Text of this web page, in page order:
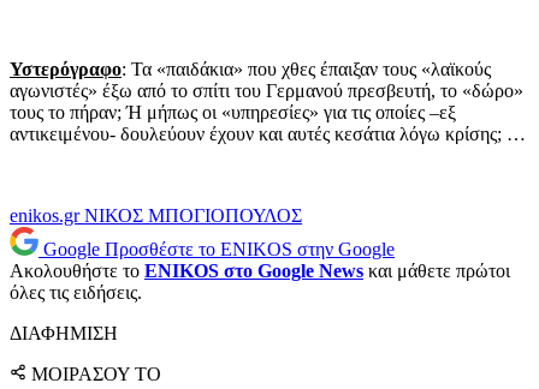
Υστερόγραφο: Τα «παιδάκια» που χθες έπαιξαν τους «λαϊκούς
αγωνιστές» έξω από το σπίτι του Γερμανού πρεσβευτή, το «δώρο»
τους το πήραν; Ή μήπως οι «υπηρεσίες» για τις οποίες –εξ
αντικειμένου- δουλεύουν έχουν και αυτές κεσάτια λόγω κρίσης; …
enikos.grΝΙΚΟΣ ΜΠΟΓΙΟΠΟΥΛΟΣ
Google Προσθέστε το ENIKOS στην Google
Ακολουθήστε το ENIKOS στο Google News και μάθετε πρώτοι
όλες τις ειδήσεις.
ΔΙΑΦΗΜΙΣΗ
ΜΟΙΡΑΣΟΥ ΤΟ